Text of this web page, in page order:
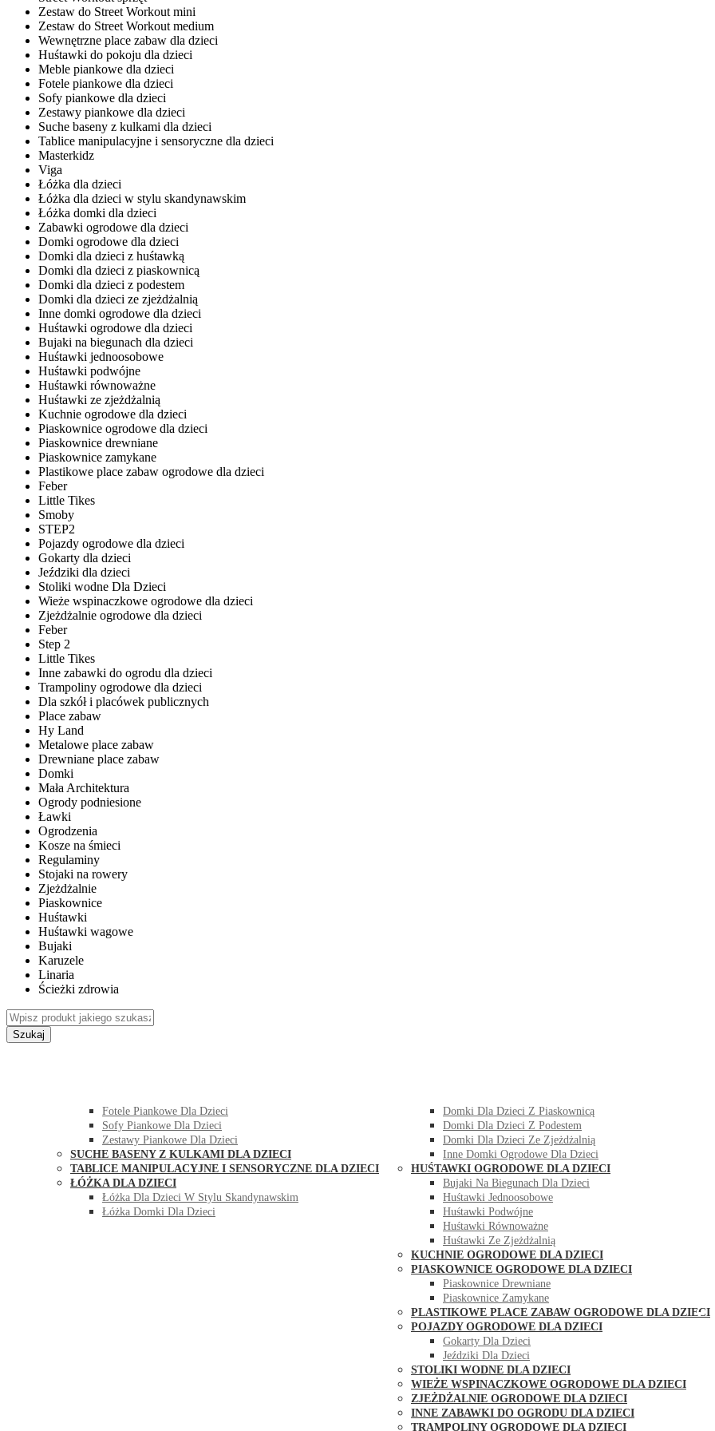
Zestaw do Street Workout mini
Zestaw do Street Workout medium
Wewnętrzne place zabaw dla dzieci
Huśtawki do pokoju dla dzieci
Meble piankowe dla dzieci
Fotele piankowe dla dzieci
Sofy piankowe dla dzieci
Zestawy piankowe dla dzieci
Suche baseny z kulkami dla dzieci
Tablice manipulacyjne i sensoryczne dla dzieci
Masterkidz
Viga
Łóżka dla dzieci
Łóżka dla dzieci w stylu skandynawskim
Łóżka domki dla dzieci
Zabawki ogrodowe dla dzieci
Domki ogrodowe dla dzieci
Domki dla dzieci z huśtawką
Domki dla dzieci z piaskownicą
Domki dla dzieci z podestem
Domki dla dzieci ze zjeżdżalnią
Inne domki ogrodowe dla dzieci
Huśtawki ogrodowe dla dzieci
Bujaki na biegunach dla dzieci
Huśtawki jednoosobowe
Huśtawki podwójne
Huśtawki równoważne
Huśtawki ze zjeżdżalnią
Kuchnie ogrodowe dla dzieci
Piaskownice ogrodowe dla dzieci
Piaskownice drewniane
Piaskownice zamykane
Plastikowe place zabaw ogrodowe dla dzieci
Feber
Little Tikes
Smoby
STEP2
Pojazdy ogrodowe dla dzieci
Gokarty dla dzieci
Jeździki dla dzieci
Stoliki wodne Dla Dzieci
Wieże wspinaczkowe ogrodowe dla dzieci
Zjeżdżalnie ogrodowe dla dzieci
Feber
Step 2
Little Tikes
Inne zabawki do ogrodu dla dzieci
Trampoliny ogrodowe dla dzieci
Dla szkół i placówek publicznych
Place zabaw
Hy Land
Metalowe place zabaw
Drewniane place zabaw
Domki
Mała Architektura
Ogrody podniesione
Ławki
Ogrodzenia
Kosze na śmieci
Regulaminy
Stojaki na rowery
Zjeżdżalnie
Piaskownice
Huśtawki
Huśtawki wagowe
Bujaki
Karuzele
Linaria
Ścieżki zdrowia
Szukaj
Fotele Piankowe Dla Dzieci
Sofy Piankowe Dla Dzieci
Zestawy Piankowe Dla Dzieci
SUCHE BASENY Z KULKAMI DLA DZIECI
TABLICE MANIPULACYJNE I SENSORYCZNE DLA DZIECI
ŁÓŻKA DLA DZIECI
Łóżka Dla Dzieci W Stylu Skandynawskim
Łóżka Domki Dla Dzieci
Domki Dla Dzieci Z Piaskownicą
Domki Dla Dzieci Z Podestem
Domki Dla Dzieci Ze Zjeżdżalnią
Inne Domki Ogrodowe Dla Dzieci
HUŚTAWKI OGRODOWE DLA DZIECI
Bujaki Na Biegunach Dla Dzieci
Huśtawki Jednoosobowe
Huśtawki Podwójne
Huśtawki Równoważne
Huśtawki Ze Zjeżdżalnią
KUCHNIE OGRODOWE DLA DZIECI
PIASKOWNICE OGRODOWE DLA DZIECI
Piaskownice Drewniane
Piaskownice Zamykane
PLASTIKOWE PLACE ZABAW OGRODOWE DLA DZIECI
POJAZDY OGRODOWE DLA DZIECI
Gokarty Dla Dzieci
Jeździki Dla Dzieci
STOLIKI WODNE DLA DZIECI
WIEŻE WSPINACZKOWE OGRODOWE DLA DZIECI
ZJEŻDŻALNIE OGRODOWE DLA DZIECI
INNE ZABAWKI DO OGRODU DLA DZIECI
TRAMPOLINY OGRODOWE DLA DZIECI